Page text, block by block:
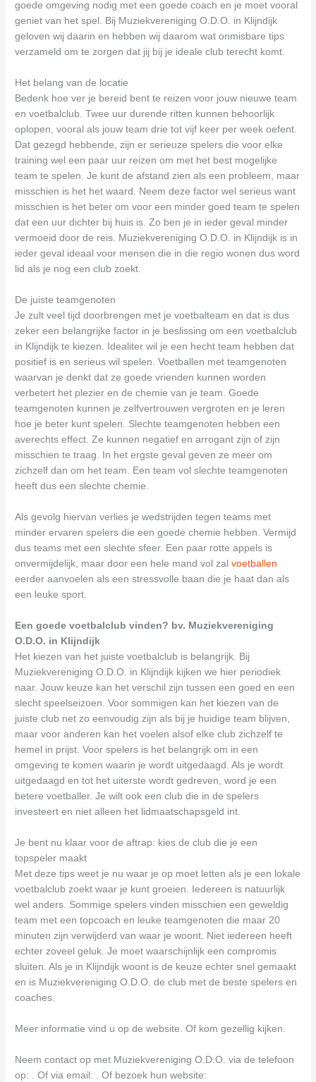
goede omgeving nodig met een goede coach en je moet vooral
geniet van het spel. Bij Muziekvereniging O.D.O. in Klijndijk
geloven wij daarin en hebben wij daarom wat onmisbare tips
verzameld om te zorgen dat jij bij je ideale club terecht komt.
Het belang van de locatie
Bedenk hoe ver je bereid bent te reizen voor jouw nieuwe team
en voetbalclub. Twee uur durende ritten kunnen behoorlijk
oplopen, vooral als jouw team drie tot vijf keer per week oefent.
Dat gezegd hebbende, zijn er serieuze spelers die voor elke
training wel een paar uur reizen om met het best mogelijke
team te spelen. Je kunt de afstand zien als een probleem, maar
misschien is het het waard. Neem deze factor wel serieus want
misschien is het beter om voor een minder goed team te spelen
dat een uur dichter bij huis is. Zo ben je in ieder geval minder
vermoeid door de reis. Muziekvereniging O.D.O. in Klijndijk is in
ieder geval ideaal voor mensen die in die regio wonen dus word
lid als je nog een club zoekt.
De juiste teamgenoten
Je zult veel tijd doorbrengen met je voetbalteam en dat is dus
zeker een belangrijke factor in je beslissing om een voetbalclub
in Klijndijk te kiezen. Idealiter wil je een hecht team hebben dat
positief is en serieus wil spelen. Voetballen met teamgenoten
waarvan je denkt dat ze goede vrienden kunnen worden
verbetert het plezier en de chemie van je team. Goede
teamgenoten kunnen je zelfvertrouwen vergroten en je leren
hoe je beter kunt spelen. Slechte teamgenoten hebben een
averechts effect. Ze kunnen negatief en arrogant zijn of zijn
misschien te traag. In het ergste geval geven ze meer om
zichzelf dan om het team. Een team vol slechte teamgenoten
heeft dus een slechte chemie.
Als gevolg hiervan verlies je wedstrijden tegen teams met
minder ervaren spelers die een goede chemie hebben. Vermijd
dus teams met een slechte sfeer. Een paar rotte appels is
onvermijdelijk, maar door een hele mand vol zalvoetballen
eerder aanvoelen als een stressvolle baan die je haat dan als
een leuke sport.
Een goede voetbalclub vinden? bv. Muziekvereniging
O.D.O. in Klijndijk
Het kiezen van het juiste voetbalclub is belangrijk. Bij
Muziekvereniging O.D.O. in Klijndijk kijken we hier periodiek
naar. Jouw keuze kan het verschil zijn tussen een goed en een
slecht speelseizoen. Voor sommigen kan het kiezen van de
juiste club net zo eenvoudig zijn als bij je huidige team blijven,
maar voor anderen kan het voelen alsof elke club zichzelf te
hemel in prijst. Voor spelers is het belangrijk om in een
omgeving te komen waarin je wordt uitgedaagd. Als je wordt
uitgedaagd en tot het uiterste wordt gedreven, word je een
betere voetballer. Je wilt ook een club die in de spelers
investeert en niet alleen het lidmaatschapsgeld int.
Je bent nu klaar voor de aftrap: kies de club die je een
topspeler maakt
Met deze tips weet je nu waar je op moet letten als je een lokale
voetbalclub zoekt waar je kunt groeien. Iedereen is natuurlijk
wel anders. Sommige spelers vinden misschien een geweldig
team met een topcoach en leuke teamgenoten die maar 20
minuten zijn verwijderd van waar je woont. Niet iedereen heeft
echter zoveel geluk. Je moet waarschijnlijk een compromis
sluiten. Als je in Klijndijk woont is de keuze echter snel gemaakt
en is Muziekvereniging O.D.O. de club met de beste spelers en
coaches.
Meer informatie vind u op de website. Of kom gezellig kijken.
Neem contact op met Muziekvereniging O.D.O. via de telefoon
op: . Of via email:
. Of bezoek hun website: